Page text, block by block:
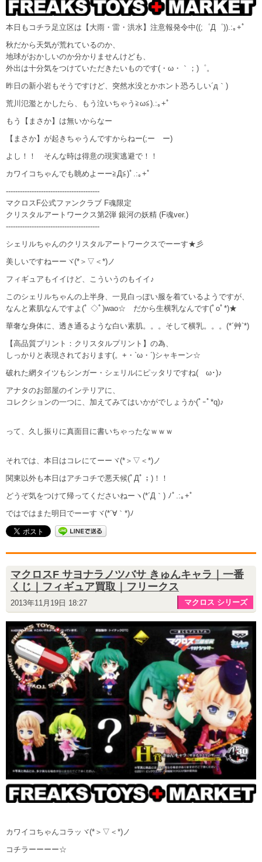
本日もコチラ足立区は【大雨・雷・洪水】注意報発令中((;゜Д゜)).:｡+ﾟ
秋だから天気が荒れているのか、
地球がおかしいのか分かりませんけども、
外出は十分気をつけていただきたいものです(・ω・｀；)゜。
昨日の新小岩もそうですけど、突然水没とかホント恐ろしい´д｀)
荒川氾濫とかしたら、もう泣いちゃう≧ω≦).:｡+ﾟ
もう【まさか】は無いからなー
【まさか】が起きちゃうんですからねー(;ーゝー)
よし！！ そんな時は得意の現実逃避で！！
カワイコちゃんでも眺めよーー≧Д≦)ﾟ.:｡+ﾟ
----------------------------------------
マクロスF公式ファンクラブ F魂限定
クリスタルアートワークス第2弾 銀河の妖精 (F魂ver.)
----------------------------------------
シェリルちゃんのクリスタルアートワークスでーーす★彡
美しいですねーーヾ(*＞▽＜*)ノ
フィギュアもイイけど、こういうのもイイ♪
このシェリルちゃんの上半身、一見白っぽい服を着ているようですが、
なんと素肌なんですよ(ﾟ ◇ﾟ)wao☆ だから生横乳なんです(ﾟoﾟ*)★
華奢な身体に、透き通るような白い素肌。。。そして横乳。。。(*´艸`*)
【高品質プリント：クリスタルプリント】の為、
しっかりと表現されております(。+・`ω・´)シャキーン☆
破れた網タイツもシンガー・シェリルにピッタリですね(ゝω･)♪
アナタのお部屋のインテリアに、
コレクションの一つに、加えてみてはいかがでしょうか(ﾟｰﾟ*q)♪
って、久し振りに真面目に書いちゃったなｗｗｗ
それでは、本日はコレにてーーヾ(*＞▽＜*)ノ
関東以外も本日はアチコチで悪天候(ﾟДﾟ；)！！
どうぞ気をつけて帰ってくださいねーヽ(*´Д｀) ﾉﾟ.:｡+ﾟ
ではではまた明日でーーすヾ(*´∀｀*)ﾉ
マクロスF サヨナラノツバサ きゅんキャラ｜一番
くじ｜フィギュア買取｜フリークス
2013年11月19日 18:27 マクロス シリーズ
カワイコちゃんコラッヾ(*＞▽＜*)ノ
コチラーーーー☆